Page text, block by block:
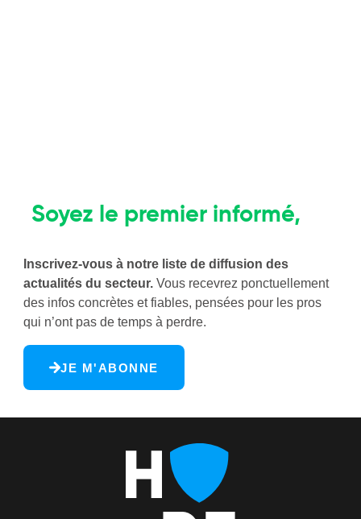
Soyez le premier informé,
Inscrivez-vous à notre liste de diffusion des
actualités du secteur.Vous recevrez ponctuellement
des infos concrètes et fiables, pensées pour les pros
qui n’ont pas de temps à perdre.
JE M'ABONNE